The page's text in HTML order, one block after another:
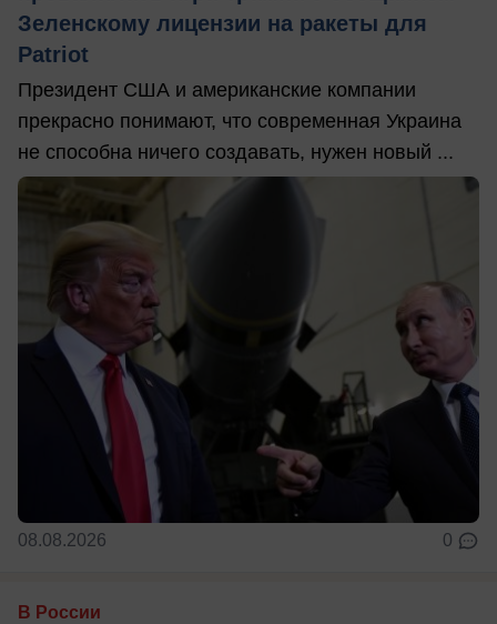
Зеленскому лицензии на ракеты для
Patriot
Президент США и американские компании
прекрасно понимают, что современная Украина
не способна ничего создавать, нужен новый ...
08.08.2026 0
В России